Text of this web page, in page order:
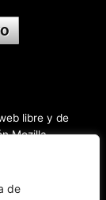
de
libre y de
Mozilla
convertir o